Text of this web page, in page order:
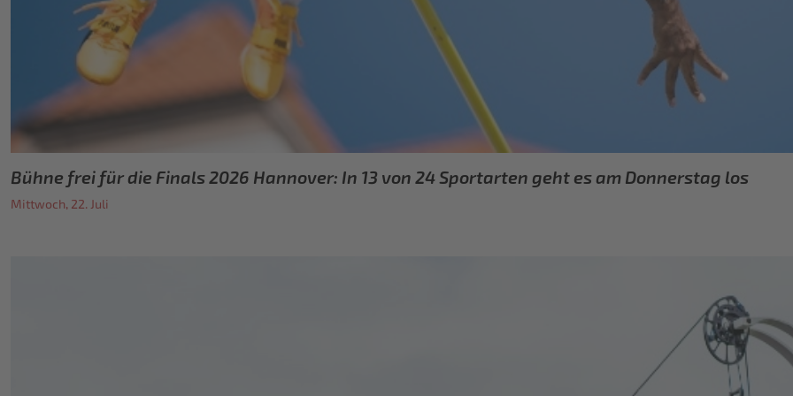
Bühne frei für die Finals 2026 Hannover: In 13 von 24 Sportarten geht es am Donnerstag los
Mittwoch, 22. Juli